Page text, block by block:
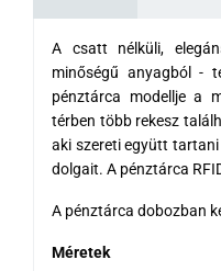
A csatt nélküli,
minőségű anyagból -
pénztárca modellje a
térben több rekesz
aki szereti együtt
dolgait. A pénztárca
A pénztárca dobozban
Méretek